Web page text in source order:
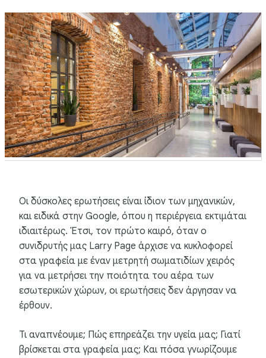
Οι δύσκολες ερωτήσεις είναι ίδιον των μηχανικών,
και ειδικά στην Google, όπου η περιέργεια εκτιμάται
ιδιαιτέρως. Έτσι, τον πρώτο καιρό, όταν ο
συνιδρυτής μας Larry Page άρχισε να κυκλοφορεί
στα γραφεία με έναν μετρητή σωματιδίων χειρός
για να μετρήσει την ποιότητα του αέρα των
εσωτερικών χώρων, οι ερωτήσεις δεν άργησαν να
έρθουν.
Τι αναπνέουμε; Πώς επηρεάζει την υγεία μας; Γιατί
βρίσκεται στα γραφεία μας; Και πόσα γνωρίζουμε